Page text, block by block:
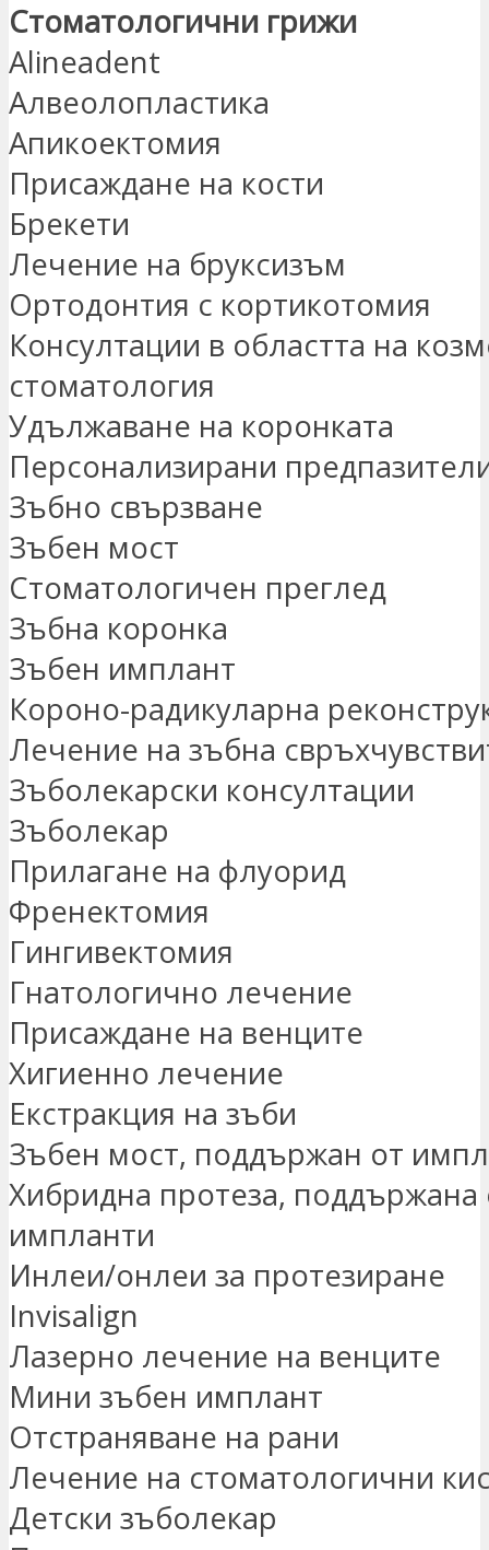
Стоматологични грижи
Alineadent
Алвеолопластика
Апикоектомия
Присаждане на кости
Брекети
Лечение на бруксизъм
Ортодонтия с кортикотомия
Консултации в областта на
стоматология
Удължаване на коронката
Персонализирани
Зъбно свързване
Зъбен мост
Стоматологичен преглед
Зъбна коронка
Зъбен имплант
Короно-радикуларна
Лечение на зъбна
Зъболекарски консултации
Зъболекар
Прилагане на флуорид
Френектомия
Гингивектомия
Гнатологично лечение
Присаждане на венците
Хигиенно лечение
Екстракция на зъби
Зъбен мост, поддържан от
Хибридна протеза, поддържана
импланти
Инлеи/онлеи за протезиране
Invisalign
Лазерно лечение на венците
Мини зъбен имплант
Отстраняване на рани
Лечение на стоматологични
Детски зъболекар